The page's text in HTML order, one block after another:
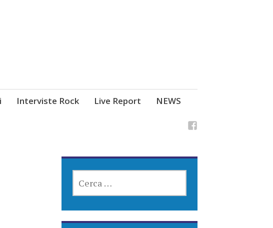
Interviste Rock Live Report NEWS
PER: